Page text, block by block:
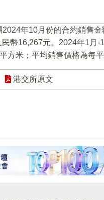
2024年10月份的合約銷售
幣16,267元。2024年1月-
方米；平均銷售價格為每平
港交所原文